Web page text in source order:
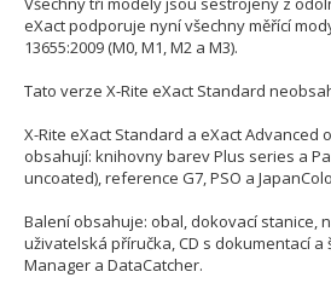
eXact podporuje nyní všechny měřící
13655:2009 (M0, M1, M2 a M3).
Tato verze X-Rite eXact Standard
X-Rite eXact Standard a eXact Advanced
obsahují: knihovny barev Plus series a
uncoated), reference G7, PSO a
Balení obsahuje: obal, dokovací stanice,
uživatelská příručka, CD s dokumentací
Manager a DataCatcher.